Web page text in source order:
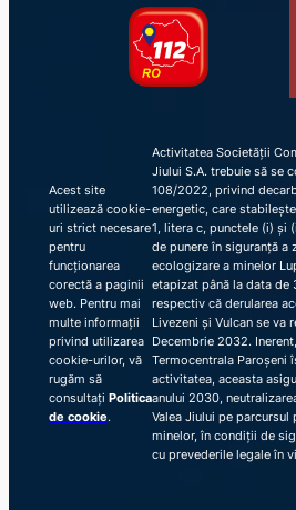
Acest site
utilizează cookie-
uri strict necesare
pentru
funcționarea
corectă a paginii
web. Pentru mai
multe informații
privind utilizarea
cookie-urilor, vă
rugăm să
consultați Politica
de cookie.
Activitatea Societății
Jiului S.A. trebuie să se
108/2022, privind
energetic, care
1, litera c, punctele (i) și
de punere în siguranță a
ecologizare a minelor
etapizat până la data de
respectiv că derularea
Livezeni și Vulcan se va
Decembrie 2032.
Termocentrala Paroșeni
activitatea, aceasta
anului 2030,
Valea Jiului pe
minelor, în condiții de
cu prevederile legale în